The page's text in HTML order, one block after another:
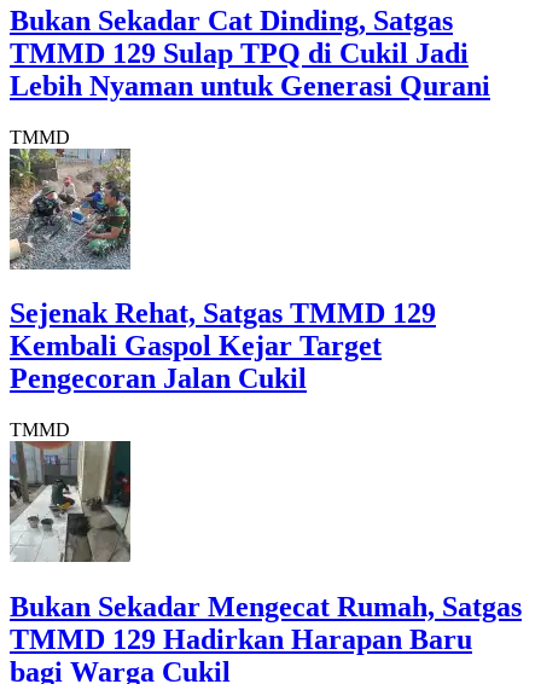
Bukan Sekadar Cat Dinding, Satgas
TMMD 129 Sulap TPQ di Cukil Jadi
Lebih Nyaman untuk Generasi Qurani
TMMD
Sejenak Rehat, Satgas TMMD 129
Kembali Gaspol Kejar Target
Pengecoran Jalan Cukil
TMMD
Bukan Sekadar Mengecat Rumah, Satgas
TMMD 129 Hadirkan Harapan Baru
bagi Warga Cukil